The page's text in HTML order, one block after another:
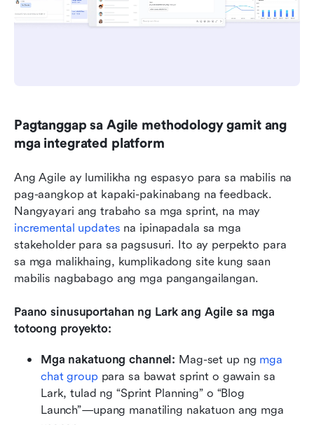
Pagtanggap sa Agile methodology gamit ang
mga integrated platform
Ang Agile ay lumilikha ng espasyo para sa mabilis na
pag-aangkop at kapaki-pakinabang na feedback.
incremental updates na ipinapadala sa mga
stakeholder para sa pagsusuri. Ito ay perpekto para
sa mga malikhaing, kumplikadong site kung saan
mabilis nagbabago ang mga pangangailangan.
Paano sinusuportahan ng Lark ang Agile sa mga
totoong proyekto:
Mga nakatuong channel: Mag-set up ng mga
chat group para sa bawat sprint o gawain sa
Lark, tulad ng “Sprint Planning” o “Blog
Launch”—upang manatiling nakatuon ang mga